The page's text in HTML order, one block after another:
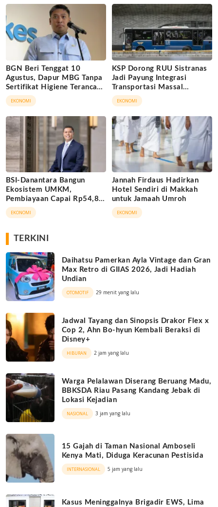
BGN Beri Tenggat 10
Agustus, Dapur MBG Tanpa
Sertifikat Higiene Terancam
Tutup Permanen
EKONOMI
KSP Dorong RUU Sistranas
Jadi Payung Integrasi
Transportasi Massal
Indonesia
EKONOMI
BSI-Danantara Bangun
Ekosistem UMKM,
Pembiayaan Capai Rp54,80
Triliun
EKONOMI
Jannah Firdaus Hadirkan
Hotel Sendiri di Makkah
untuk Jamaah Umroh
EKONOMI
TERKINI
Daihatsu Pamerkan Ayla Vintage dan Gran
Max Retro di GIIAS 2026, Jadi Hadiah
Undian
OTOMOTIF 29 menit yang lalu
Jadwal Tayang dan Sinopsis Drakor Flex x
Cop 2, Ahn Bo-hyun Kembali Beraksi di
Disney+
HIBURAN 2 jam yang lalu
Warga Pelalawan Diserang Beruang Madu,
BBKSDA Riau Pasang Kandang Jebak di
Lokasi Kejadian
NASIONAL 3 jam yang lalu
15 Gajah di Taman Nasional Amboseli
Kenya Mati, Diduga Keracunan Pestisida
INTERNASIONAL 5 jam yang lalu
Kasus Meninggalnya Brigadir EWS, Lima